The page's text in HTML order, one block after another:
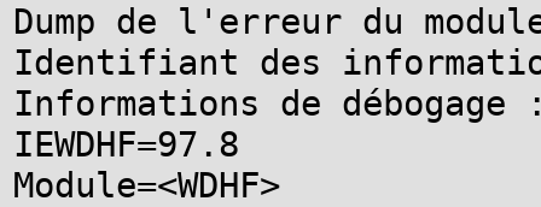
Dump de l'erreur du
Identifiant des
Informations de débogage
IEWDHF=97.8
Module=<WDHF>